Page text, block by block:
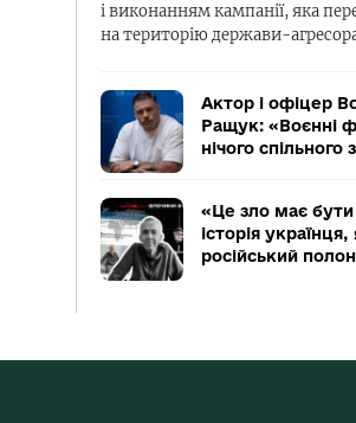
і виконанням кампанії, яка
на територію держави-
Актор і офіцер
Ращук: «Воєнні
нічого спільного
«Це зло має
історія
російський полон